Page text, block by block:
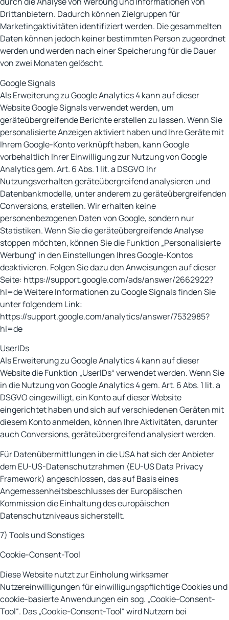
Drittanbietern. Dadurch können Zielgruppen für
Marketingaktivitäten identifiziert werden. Die gesammelten
Daten können jedoch keiner bestimmten Person zugeordnet
werden und werden nach einer Speicherung für die Dauer
von zwei Monaten gelöscht.
Google Signals
Als Erweiterung zu Google Analytics 4 kann auf dieser
Website Google Signals verwendet werden, um
geräteübergreifende Berichte erstellen zu lassen. Wenn Sie
personalisierte Anzeigen aktiviert haben und Ihre Geräte mit
Ihrem Google-Konto verknüpft haben, kann Google
vorbehaltlich Ihrer Einwilligung zur Nutzung von Google
Analytics gem. Art. 6 Abs. 1 lit. a DSGVO Ihr
Nutzungsverhalten geräteübergreifend analysieren und
Datenbankmodelle, unter anderem zu geräteübergreifenden
Conversions, erstellen. Wir erhalten keine
personenbezogenen Daten von Google, sondern nur
Statistiken. Wenn Sie die geräteübergreifende Analyse
stoppen möchten, können Sie die Funktion „Personalisierte
Werbung“ in den Einstellungen Ihres Google-Kontos
deaktivieren. Folgen Sie dazu den Anweisungen auf dieser
Seite: https://support.google.com/ads/answer/2662922?
hl=de Weitere Informationen zu Google Signals finden Sie
unter folgendem Link:
https://support.google.com/analytics/answer/7532985?
hl=de
UserIDs
Als Erweiterung zu Google Analytics 4 kann auf dieser
Website die Funktion „UserIDs“ verwendet werden. Wenn Sie
in die Nutzung von Google Analytics 4 gem. Art. 6 Abs. 1 lit. a
DSGVO eingewilligt, ein Konto auf dieser Website
eingerichtet haben und sich auf verschiedenen Geräten mit
diesem Konto anmelden, können Ihre Aktivitäten, darunter
auch Conversions, geräteübergreifend analysiert werden.
Für Datenübermittlungen in die USA hat sich der Anbieter
dem EU-US-Datenschutzrahmen (EU-US Data Privacy
Framework) angeschlossen, das auf Basis eines
Angemessenheitsbeschlusses der Europäischen
Kommission die Einhaltung des europäischen
Datenschutzniveaus sicherstellt.
7) Tools und Sonstiges
Cookie-Consent-Tool
Diese Website nutzt zur Einholung wirksamer
Nutzereinwilligungen für einwilligungspflichtige Cookies und
cookie-basierte Anwendungen ein sog. „Cookie-Consent-
Tool“. Das „Cookie-Consent-Tool“ wird Nutzern bei